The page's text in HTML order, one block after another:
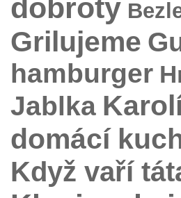
dobroty
Grilujeme
hamburger
Jablka
domácí
Když vaří